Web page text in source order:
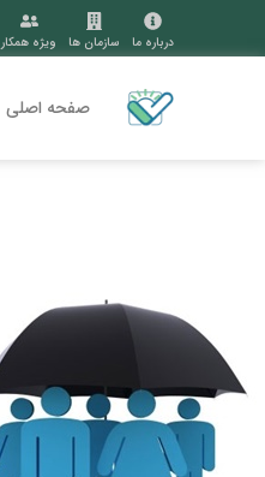
درباره ما سازمان ها ویژه همکار
صفحه اصلی